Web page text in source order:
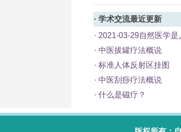
· 学术交流最近更新
· 2021-03-29自然医学
· 中医拔罐疗法概说
· 标准人体反射区挂图
· 中医刮痧疗法概说
· 什么是磁疗？